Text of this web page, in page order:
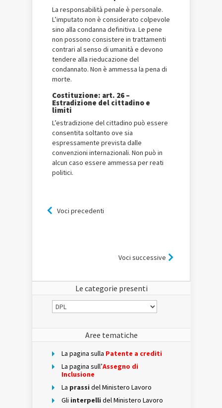
La responsabilità penale è personale.
L’imputato non è considerato colpevole
sino alla condanna definitiva. Le pene
non possono consistere in trattamenti
contrari al senso di umanità e devono
tendere alla rieducazione del
condannato. Non è ammessa la pena di
morte.
Costituzione: art. 26 –
Estradizione del cittadino e
limiti
L’estradizione del cittadino può essere
consentita soltanto ove sia
espressamente prevista dalle
convenzioni internazionali. Non può in
alcun caso essere ammessa per reati
politici.
Voci precedenti
Voci successive
Le categorie presenti
Le
categorie
Aree tematiche
La pagina sulla Patente a crediti
La pagina sull’Assegno di
Inclusione
La prassi del Ministero Lavoro
Gli interpelli del Ministero Lavoro